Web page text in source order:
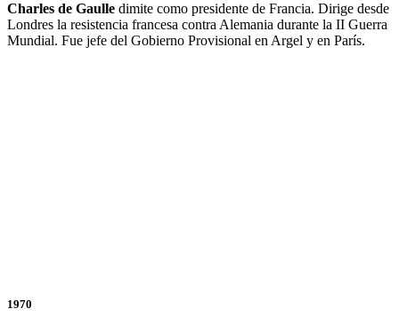
Charles de Gaulle dimite como presidente de Francia. Dirige desde
Londres la resistencia francesa contra Alemania durante la II Guerra
Mundial. Fue jefe del Gobierno Provisional en Argel y en París.
1970